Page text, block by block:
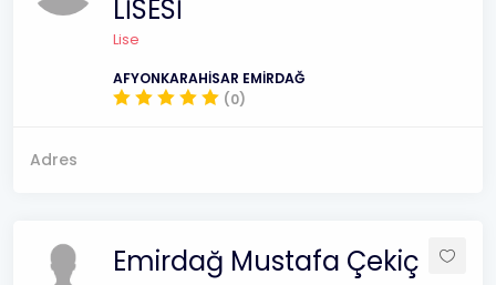
LİSESİ
Lise
AFYONKARAHİSAR EMİRDAĞ
(0)
Adres
Emirdağ Mustafa Çekiç